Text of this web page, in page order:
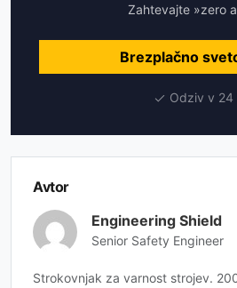
Zahtevajte »zero
Brezplačno
Odziv v 24
Avtor
Engineering Shield
Senior Safety Engineer
Strokovnjak za varnost strojev.